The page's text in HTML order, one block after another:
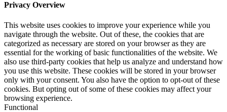
Privacy Overview
This website uses cookies to improve your experience while you
navigate through the website. Out of these, the cookies that are
categorized as necessary are stored on your browser as they are
essential for the working of basic functionalities of the website. We
also use third-party cookies that help us analyze and understand how
you use this website. These cookies will be stored in your browser
only with your consent. You also have the option to opt-out of these
cookies. But opting out of some of these cookies may affect your
browsing experience.
Functional